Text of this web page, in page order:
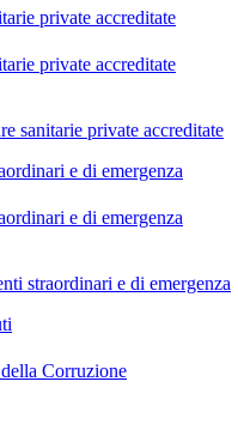
private accreditate
private accreditate
sanitarie private accreditate
e di emergenza
e di emergenza
straordinari e di emergenza
Corruzione